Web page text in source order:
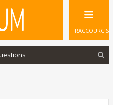
RACCOURCIS